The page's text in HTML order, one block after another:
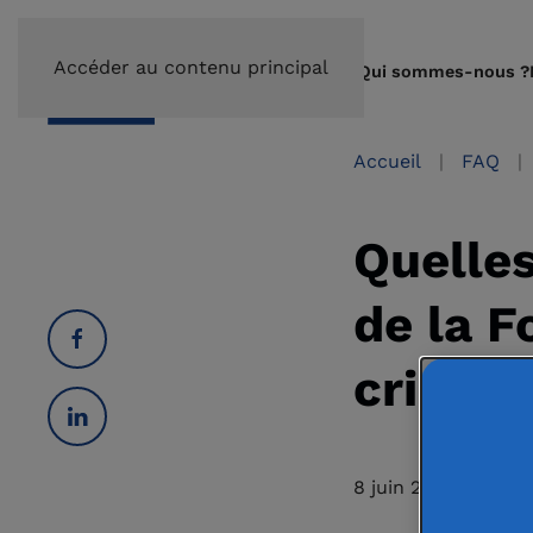
Accéder au contenu principal Qui sommes-nous ?
Accueil FAQ
de la
crise
8 juin 2021